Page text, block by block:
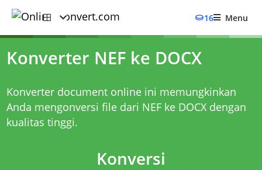
16 Menu
Konverter NEF ke DOCX
Konverter document online ini memungkinkan
Anda mengonversi file dari NEF ke DOCX dengan
kualitas tinggi.
Konversi